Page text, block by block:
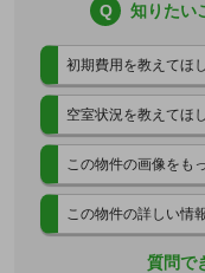
Q 知りたい
初期費用を教えてほ
空室状況を教えてほ
この物件の画像をも
この物件の詳しい情
質問で